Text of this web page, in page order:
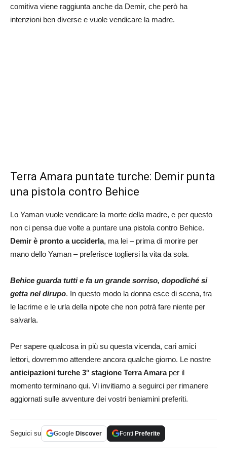
comitiva viene raggiunta anche da Demir, che però ha
intenzioni ben diverse e vuole vendicare la madre.
Terra Amara puntate turche: Demir punta
una pistola contro Behice
Lo Yaman vuole vendicare la morte della madre, e per questo
non ci pensa due volte a puntare una pistola contro Behice.
Demir è pronto a ucciderla, ma lei – prima di morire per
mano dello Yaman – preferisce togliersi la vita da sola.
Behice guarda tutti e fa un grande sorriso, dopodiché si
getta nel dirupo. In questo modo la donna esce di scena, tra
le lacrime e le urla della nipote che non potrà fare niente per
salvarla.
Per sapere qualcosa in più su questa vicenda, cari amici
lettori, dovremmo attendere ancora qualche giorno. Le nostre
anticipazioni turche 3° stagione Terra Amaraper il
momento terminano qui. Vi invitiamo a seguirci per rimanere
aggiornati sulle avventure dei vostri beniamini preferiti.
Seguici su Google Discover Fonti Preferite